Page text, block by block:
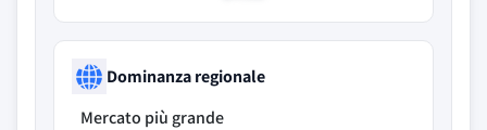
Dominanza regionale
Mercato più grande